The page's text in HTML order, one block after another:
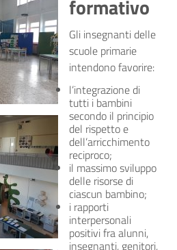
formativo
Gli insegnanti delle
scuole primarie
intendono favorire:
l’integrazione di
tutti i bambini
secondo il principio
del rispetto e
dell’arricchimento
reciproco;
il massimo sviluppo
delle risorse di
ciascun bambino;
i rapporti
interpersonali
positivi fra alunni,
insegnanti, genitori,